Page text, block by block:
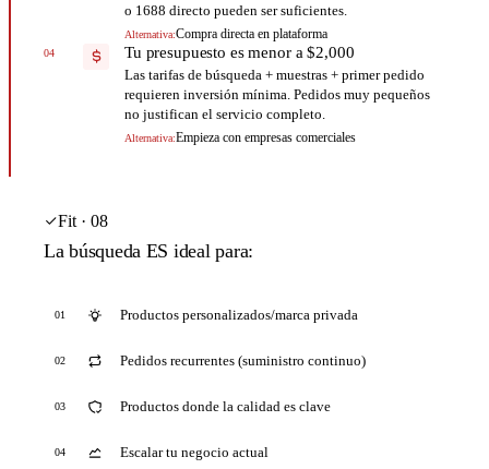
o 1688 directo pueden ser suficientes.
Alternativa:Compra directa en plataforma
04 Tu presupuesto es menor a $2,000
Las tarifas de búsqueda + muestras + primer pedido
requieren inversión mínima. Pedidos muy pequeños
no justifican el servicio completo.
Alternativa:Empieza con empresas comerciales
Fit · 08
La búsqueda ES ideal para:
01 Productos personalizados/marca privada
02 Pedidos recurrentes (suministro continuo)
03 Productos donde la calidad es clave
04 Escalar tu negocio actual